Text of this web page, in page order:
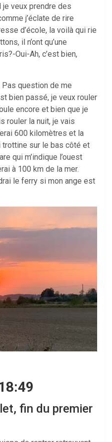
je veux prendre des
j’éclate de rire
d’école, la voilà qui rie
il n’ont qu’une
Oui-Ah, c’est bien,
question de me
bien passé, je veux rouler
encore et bien que je
rouler la nuit, je vais
600 kilomètres et la
trottine sur le bas côté et
qui m’indique l’ouest
à 100 km de la mer.
le ferry si mon ange est
fin du premier